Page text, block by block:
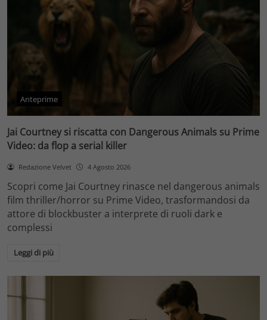
Anteprime
Jai Courtney si riscatta con Dangerous Animals su Prime
Video: da flop a serial killer
Redazione Velvet 4 Agosto 2026
Scopri come Jai Courtney rinasce nel dangerous animals
film thriller/horror su Prime Video, trasformandosi da
attore di blockbuster a interprete di ruoli dark e
complessi
Leggi di più